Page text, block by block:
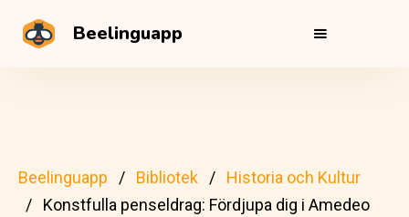
Beelinguapp
Beelinguapp Bibliotek
Historia och Kultur
Konstfulla penseldrag: Fördjupa dig i Amedeo